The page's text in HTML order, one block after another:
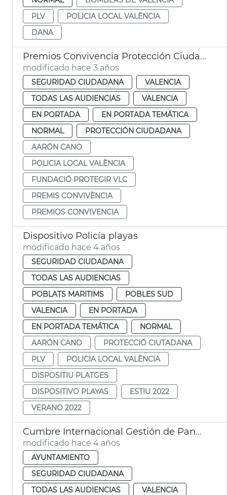
PLV
POLICIA LOCAL VALÈNCIA
DANA
Premios Convivencia Protección Ciudadana
modificado hace 3 años
SEGURIDAD CIUDADANA
VALENCIA
TODAS LAS AUDIENCIAS
VALENCIA
EN PORTADA
EN PORTADA TEMÁTICA
NORMAL
PROTECCIÓN CIUDADANA
AARÓN CANO
POLICIA LOCAL VALÈNCIA
FUNDACIÓ PROTEGIR VLC
PREMIS CONVIVÈNCIA
PREMIOS CONVIVENCIA
Dispositivo Policía playas
modificado hace 4 años
SEGURIDAD CIUDADANA
TODAS LAS AUDIENCIAS
POBLATS MARITIMS
POBLES SUD
VALENCIA
EN PORTADA
EN PORTADA TEMÁTICA
NORMAL
AARÓN CANO
PROTECCIÓ CIUTADANA
PLV
POLICIA LOCAL VALÈNCIA
DISPOSITIU PLATGES
DISPOSITIVO PLAYAS
ESTIU 2022
VERANO 2022
Cumbre Internacional Gestión de Pandemias
modificado hace 4 años
AYUNTAMIENTO
SEGURIDAD CIUDADANA
TODAS LAS AUDIENCIAS
VALENCIA